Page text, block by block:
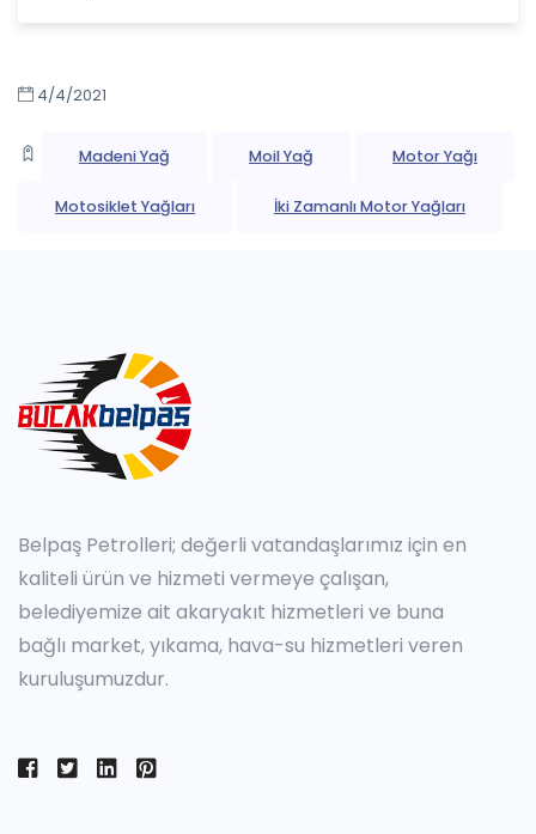
4/4/2021
Madeni Yağ Moil Yağ Motor Yağı
Motosiklet Yağları İki Zamanlı Motor Yağları
Belpaş Petrolleri; değerli vatandaşlarımız için en
kaliteli ürün ve hizmeti vermeye çalışan,
belediyemize ait akaryakıt hizmetleri ve buna
bağlı market, yıkama, hava-su hizmetleri veren
kuruluşumuzdur.